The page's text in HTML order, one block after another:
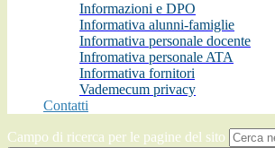
Informazioni e DPO
Informativa alunni-famiglie
Informativa personale docente
Infromativa personale ATA
Informativa fornitori
Vademecum privacy
Contatti
Campo di ricerca per le pagine del sito